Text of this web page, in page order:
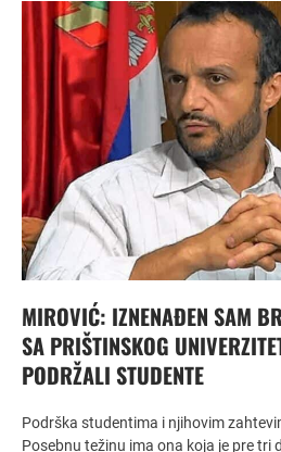
MIROVIĆ: IZNENAĐEN SAM
SA PRIŠTINSKOG
PODRŽALI STUDENTE
Podrška studentima i njihovim
Posebnu težinu ima ona koja je pre tri